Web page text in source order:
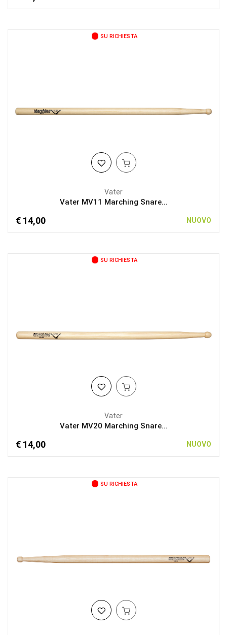
SU RICHIESTA
Vater
Vater MV11 Marching Snare...
€ 14,00 NUOVO
SU RICHIESTA
Vater
Vater MV20 Marching Snare...
€ 14,00 NUOVO
SU RICHIESTA